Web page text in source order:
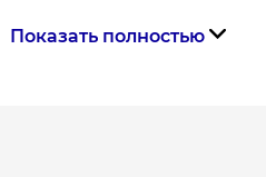
Показать полностью